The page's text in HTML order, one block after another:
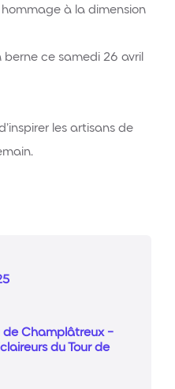
à la dimension
ce samedi 26 avril
les artisans de
de Champlâtreux -
du Tour de